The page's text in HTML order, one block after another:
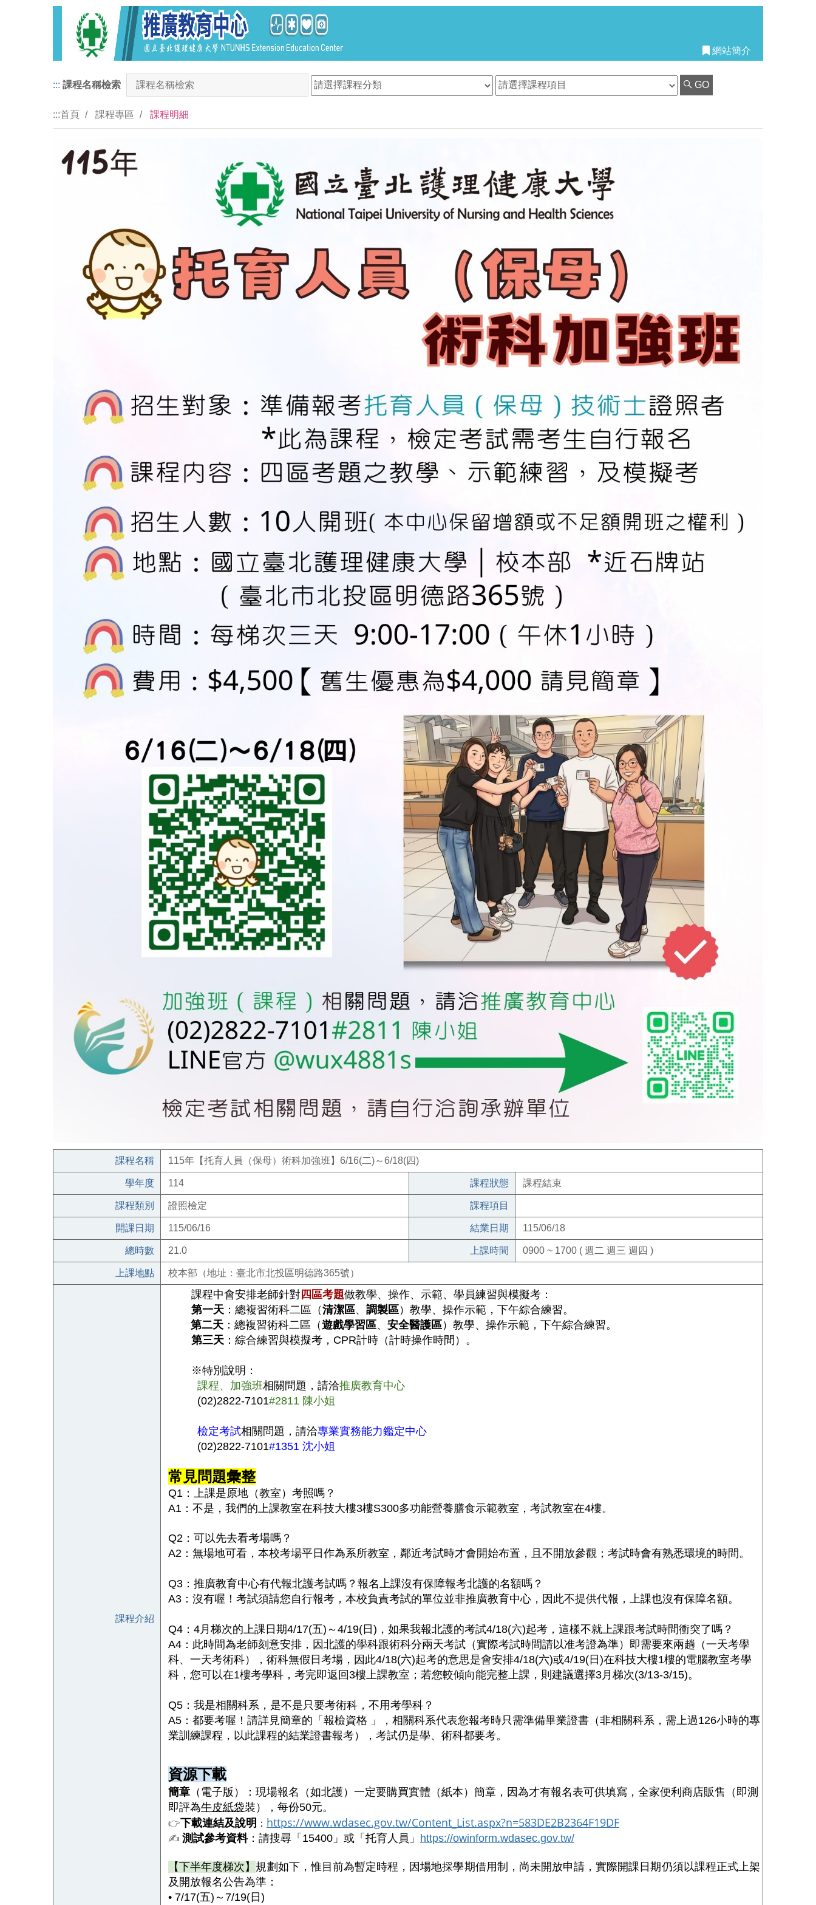
網站簡介
::: 課程名稱檢索 GO
:::首頁 課程專區 課程明細
課程名稱 115年【托育人員（保母）術科加強班】6/16(二)～6/18(四)
學年度 114 課程狀態 課程結束
課程類別 證照檢定 課程項目
開課日期 115/06/16 結業日期 115/06/18
總時數 21.0 上課時間 0900 ~ 1700 ( 週二 週三 週四 )
上課地點 校本部（地址：臺北市北投區明德路365號）
課程介紹
課程中會安排老師針對四區考題做教學、操作、示範、學員練習與模擬考：
第一天：總複習術科二區（清潔區、 調製區）教學、操作示範，下午綜合練習。
第二天：總複習術科二區（遊戲學習區、 安全醫護區）教學、操作示範，下午綜合練習。
第三天：綜合練習與模擬考， CPR計時（計時操作時間）。
※特別說明：
課程、加強班相關問題，請洽推廣教育中心
(02)2822-7101#2811 陳小姐
檢定考試相關問題，請洽專業實務能力鑑定中心
(02)2822-7101#1351 沈小姐
常見問題彙整
Q1 ：上課是原地（教室）考照嗎？
A1 ：不是，我們的上課教室在科技大樓3樓S300多功能營養膳食示範教室，考試教室在4樓。
Q2 ：可以先去看考場嗎？
A2 ：無場地可看，本校考場平日作為系所教室，鄰近考試時才會開始布置，且不開放參觀；考試時會有熟悉環境的時間。
Q3 ：推廣教育中心有代報北護考試嗎？報名上課沒有保障報考北護的名額嗎？
A3 ：沒有喔！考試須請您自行報考，本校負責考試的單位並非推廣教育中心，因此不提供代報，上課也沒有保障名額。
Q4 ：4月梯次的上課日期4/17(五) ～4/19( 日 ) ，如果我報北護的考試4/18(六)起考，這樣不就上課跟考試時間衝突了嗎？
A4 ：此時間為老師刻意安排，因北護的學科跟術科分兩天考試（實際考試時間請以准考證為準）即需要來兩趟（一天考學
科、一天考術科），術科無假日考場，因此4/18(六)起考的意思是會安排4/18(六)或4/19( 日 )在科技大樓1樓的電腦教室考學
科，您可以在1樓考學科，考完即返回3樓上課教室；若您較傾向能完整上課，則建議選擇3月梯次(3/13-3/15)。
Q5 ：我是相關科系，是不是只要考術科，不用考學科？
A5 ：都要考喔！請詳見簡章的「報檢資格 」，相關科系代表您報考時只需準備畢業證書（非相關科系，需上過126小時的專
業訓練課程，以此課程的結業證書報考），考試仍是學、術科都要考。
資源下載
簡章 （電子版）： 現場報名（如北護）一定要購買實體（紙本）簡章，因為才有報名表可供填寫 ，全家便利商店販售（即測
即評為牛皮紙袋裝），每份50元。
👉下載連結及說明 ： https://www.wdasec.gov.tw/Content_List.aspx?n=583DE2B2364F19DF
✍ 測試參考資料：請搜尋「 15400 」或「托育人員」 https://owinform.wdasec.gov.tw/
【下半年度梯次】 規劃如下，惟目前為暫定時程，因場地採學期借用制，尚未開放申請，實際開課日期仍須以課程正式上架
及開放報名公告為準：
• 7/17(五)～7/19(日)